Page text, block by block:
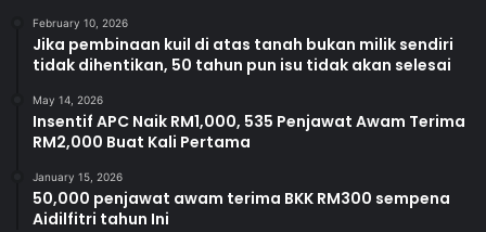
February 10, 2026
Jika pembinaan kuil di atas tanah bukan milik sendiri
tidak dihentikan, 50 tahun pun isu tidak akan selesai
May 14, 2026
Insentif APC Naik RM1,000, 535 Penjawat Awam Terima
RM2,000 Buat Kali Pertama
January 15, 2026
50,000 penjawat awam terima BKK RM300 sempena
Aidilfitri tahun Ini